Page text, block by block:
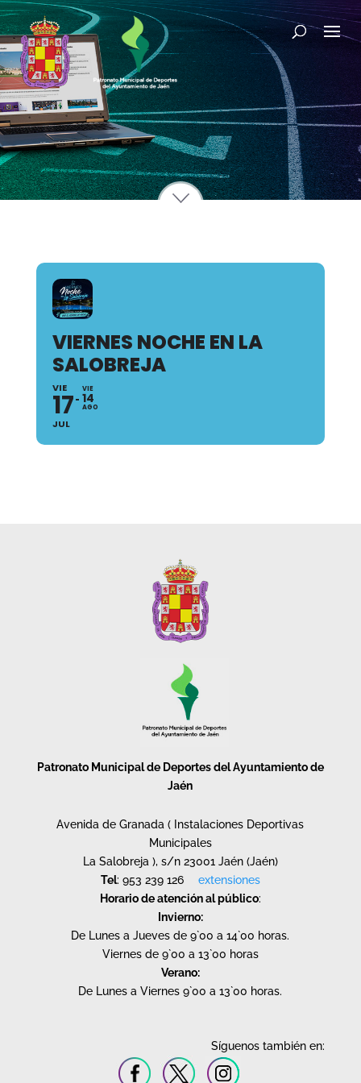
VIERNES NOCHE EN LA
SALOBREJA
VIE
17
JUL
VIE
14
AGO
Patronato Municipal de Deportes del Ayuntamiento de
Jaén
Avenida de Granada ( Instalaciones Deportivas
Municipales
La Salobreja ), s/n 23001 Jaén (Jaén)
Tel: 953 239 126
extensiones
Horario de atención al público:
Invierno:
De Lunes a Jueves de 9`00 a 14`00 horas.
Viernes de 9`00 a 13`00 horas
Verano:
De Lunes a Viernes 9`00 a 13`00 horas.
Síguenos también en: